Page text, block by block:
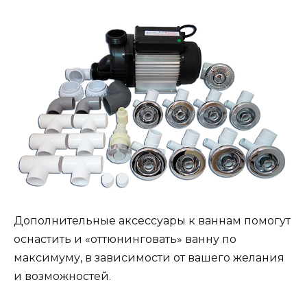
Дополнительные аксессуары к ваннам помогут
оснастить и «оттюнинговать» ванну по
максимуму, в зависимости от вашего желания
и возможностей.